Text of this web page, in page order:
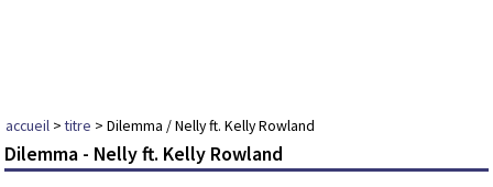
accueil >titre > Dilemma / Nelly ft. Kelly Rowland
Dilemma - Nelly ft. Kelly Rowland